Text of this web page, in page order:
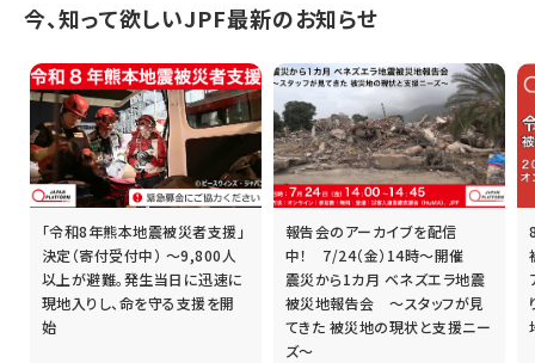
今、知って欲しいJPF最新のお知らせ
「令和8年熊本地震被災者支援」
決定（寄付受付中） ～9,800人
以上が避難。発生当日に迅速に
現地入りし、命を守る支援を開
始
報告会のアーカイブを配信
中！ 7/24（金）14時～開催
震災から1カ月 ベネズエラ地震
被災地報告会 ～スタッフが見
てきた 被災地の現状と支援ニー
ズ～